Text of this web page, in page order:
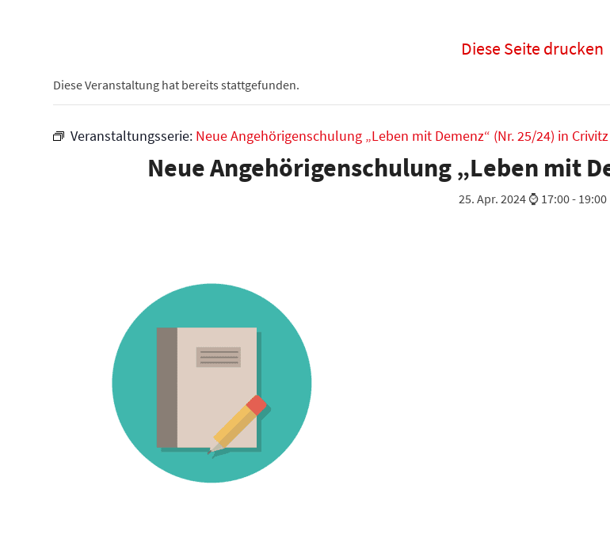
Diese Seite drucken
Diese Veranstaltung hat bereits stattgefunden.
Veranstaltungsserie: Neue Angehörigenschulung „Leben mit Demenz“ (Nr. 25/24) in Crivitz
Neue Angehörigenschulung „Leben mit
25. Apr. 2024 ⌚ 17:00- 19:00